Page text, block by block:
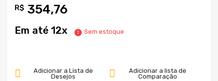
R$ 354,76
Em até 12x Sem estoque
Adicionar a lista de
Comparação
Adicionar a Lista de
Desejos